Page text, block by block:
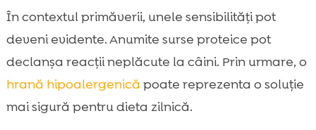
În contextul primăverii, unele sensibilități pot
deveni evidente. Anumite surse proteice pot
declanșa reacții neplăcute la câini. Prin urmare, o
hrană hipoalergenică poate reprezenta o soluție
mai sigură pentru dieta zilnică.